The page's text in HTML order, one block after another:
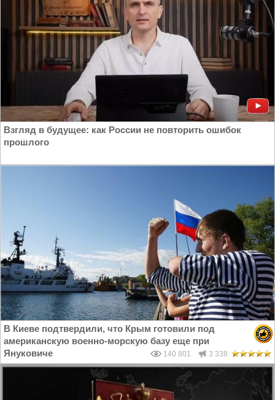
Взгляд в будущее: как России не повторить ошибок
прошлого
В Киеве подтвердили, что Крым готовили под
американскую военно-морскую базу еще при
Януковиче
140 801 3 338